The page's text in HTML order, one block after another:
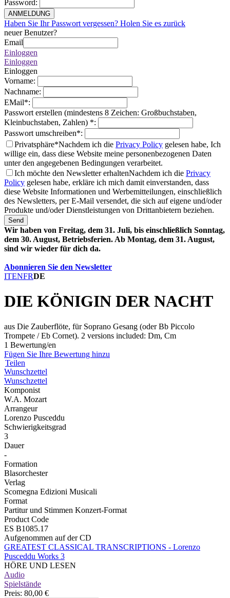
Password:
ANMELDUNG
Haben Sie Ihr Passwort vergessen? Holen Sie es zurück
neuer Benutzer?
Email
Einloggen
Einloggen
Einloggen
Vorname:
Nachname:
EMail*:
Passwort erstellen (mindestens 8 Zeichen: Großbuchstaben,
Kleinbuchstaben, Zahlen) *:
Passwort umschreiben*:
Privatsphäre*Nachdem ich die Privacy Policy gelesen habe, Ich
willige ein, dass diese Website meine personenbezogenen Daten
unter den angegebenen Bedingungen verarbeitet.
Ich möchte den Newsletter erhaltenNachdem ich die Privacy
Policy gelesen habe, erkläre ich mich damit einverstanden, dass
diese Website Informationen und Werbemitteilungen, einschließlich
des Newsletters, per E-Mail versendet, die sich auf eigene und/oder
Produkte und/oder Dienstleistungen von Drittanbietern beziehen.
Send
Wir haben von Freitag, dem 31. Juli, bis einschließlich Sonntag,
dem 30. August, Betriebsferien. Ab Montag, dem 31. August,
sind wir wieder für dich da.
Abonnieren Sie den Newsletter
ITENFRDE
DIE KÖNIGIN DER NACHT
aus Die Zauberflöte, für Soprano Gesang (oder Bb Piccolo
Trompete / Eb Cornet). 2 versions included: Dm, Cm
1 Bewertung/en
Fügen Sie Ihre Bewertung hinzu
Teilen
Wunschzettel
Wunschzettel
Komponist
W.A. Mozart
Arrangeur
Lorenzo Pusceddu
Schwierigkeitsgrad
3
Dauer
-
Formation
Blasorchester
Verlag
Scomegna Edizioni Musicali
Format
Partitur und Stimmen Konzert-Format
Product Code
ES B1085.17
Aufgenommen auf der CD
GREATEST CLASSICAL TRANSCRIPTIONS - Lorenzo
Pusceddu Works 3
HÖRE UND LESEN
Audio
Spielstände
Preis: 80,00 €